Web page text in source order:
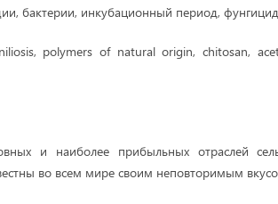
бактерии, инкубационный период,
polymers of natural origin, chitosan,
и наиболее прибыльных отраслей
во всем мире своим неповторимым